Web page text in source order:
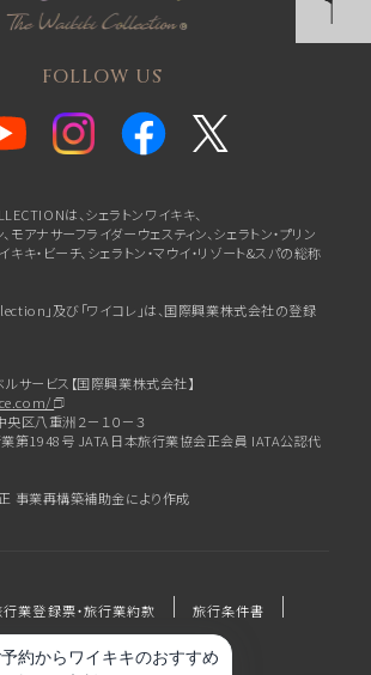
FOLLOW US
は、シェラトンワイキキ、
モアナサーフライダーウェスティン、シェラトン・プリン
キ・ビーチ、 シェラトン・マウイ・リゾート&スパの総称
」及び「ワイコレ」は、国際興業株式会社の登録
サービス【国際興業株式会社】
区八重洲２－１０－３
第1948号 JATA日本旅行業協会正会員 IATA公認代
事業再構築補助金により作成
行業登録票・旅行業約款 旅行条件書
会社概要